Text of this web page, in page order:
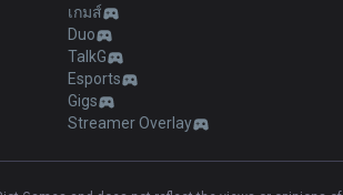
เกมส์
Duo
TalkG
Esports
Gigs
Streamer Overlay